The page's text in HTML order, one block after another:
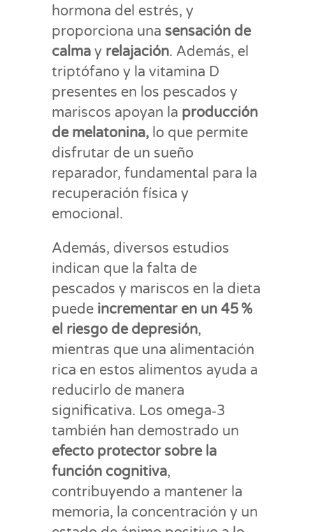
hormona del estrés, y
proporciona una sensación de
calma y relajación. Además, el
triptófano y la vitamina D
presentes en los pescados y
mariscos apoyan la producción
de melatonina, lo que permite
disfrutar de un sueño
reparador, fundamental para la
recuperación física y
emocional.
Además, diversos estudios
indican que la falta de
pescados y mariscos en la dieta
puede incrementar en un 45 %
el riesgo de depresión,
mientras que una alimentación
rica en estos alimentos ayuda a
reducirlo de manera
significativa. Los omega‑3
también han demostrado un
efecto protector sobre la
función cognitiva,
contribuyendo a mantener la
memoria, la concentración y un